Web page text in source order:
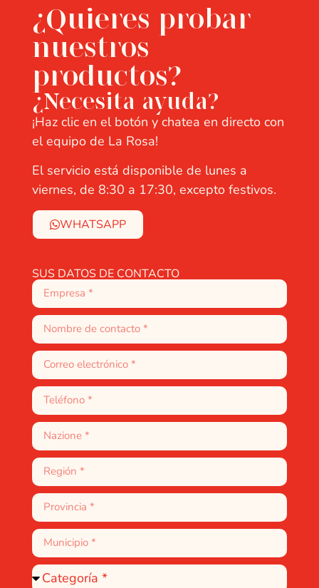
¿Quieres probar
nuestros
productos?
¿Necesita ayuda?
¡Haz clic en el botón y chatea en directo con
el equipo de La Rosa!
El servicio está disponible de lunes a
viernes, de 8:30 a 17:30, excepto festivos.
WHATSAPP
SUS DATOS DE CONTACTO